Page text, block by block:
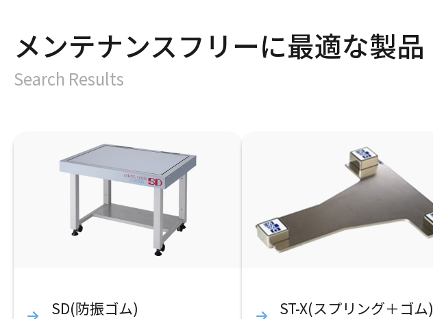
メンテナンスフリーに最適な製品
Search Results
SD(防振ゴム) ST-X(スプリング＋ゴム)